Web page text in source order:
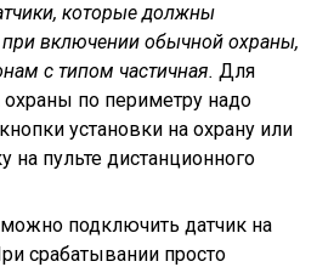
которые должны
при включении обычной охраны,
с типом частичная. Для
по периметру надо
установки на охрану или
на пульте дистанционного
можно подключить датчик на
срабатывании просто